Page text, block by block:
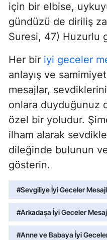
için bir elbise,
gündüzü de diriliş
Suresi, 47) Huzurlu
Her bir iyi geceler
anlayış ve
mesajlar,
onlara duyduğunuz
özel bir yoludur.
ilham alarak
dileğinde bulunun
gösterin.
#Sevgiliye İyi Geceler
#Arkadaşa İyi Geceler
#Anne ve Babaya İyi